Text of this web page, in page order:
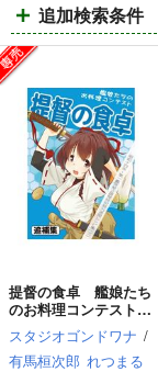
追加検索条件
提督の食卓 艦娘たち
のお料理コンテスト
追補集
スタジオゴンドワナ /
有馬桓次郎 れつまる